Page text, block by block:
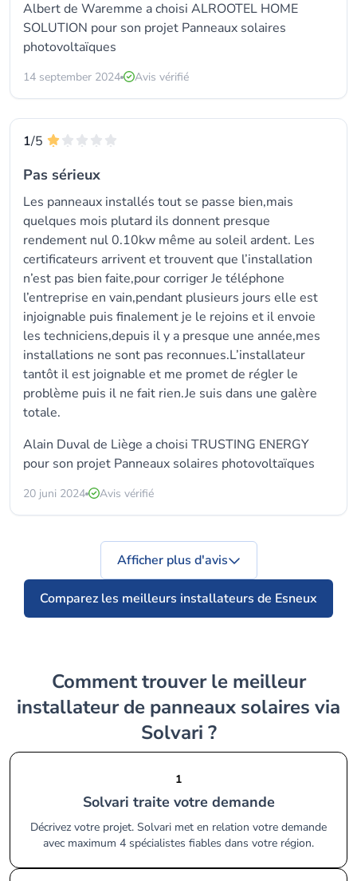
Albert de Waremme a choisi ALROOTEL HOME
SOLUTION pour son projet Panneaux solaires
photovoltaïques
14 september 2024 Avis vérifié
1/5
Pas sérieux
Les panneaux installés tout se passe bien,mais
quelques mois plutard ils donnent presque
rendement nul 0.10kw même au soleil ardent. Les
certificateurs arrivent et trouvent que l’installation
n’est pas bien faite,pour corriger Je téléphone
l’entreprise en vain,pendant plusieurs jours elle est
injoignable puis finalement je le rejoins et il envoie
les techniciens,depuis il y a presque une année,mes
installations ne sont pas reconnues.L’installateur
tantôt il est joignable et me promet de régler le
problème puis il ne fait rien.Je suis dans une galère
totale.
Alain Duval de Liège a choisi TRUSTING ENERGY
pour son projet Panneaux solaires photovoltaïques
20 juni 2024 Avis vérifié
Comparez les meilleurs installateurs de Esneux
Afficher plus d'avis
Comment trouver le meilleur
installateur de panneaux solaires via
Solvari ?
1
Solvari traite votre demande
Décrivez votre projet. Solvari met en relation votre demande
avec maximum 4 spécialistes fiables dans votre région.